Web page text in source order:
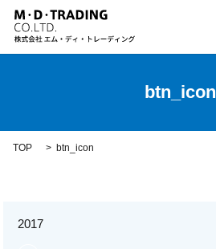
btn_icon
TOP btn_icon
2017